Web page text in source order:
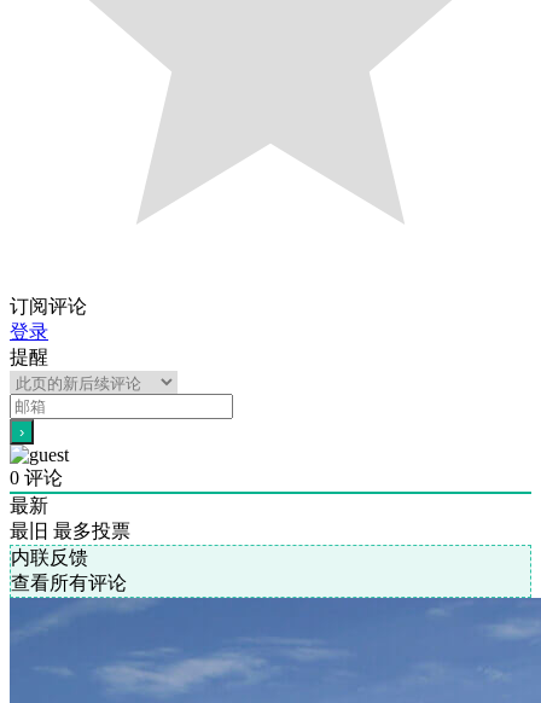
订阅评论
登录
提醒
0 评论
最新
最旧 最多投票
内联反馈
查看所有评论